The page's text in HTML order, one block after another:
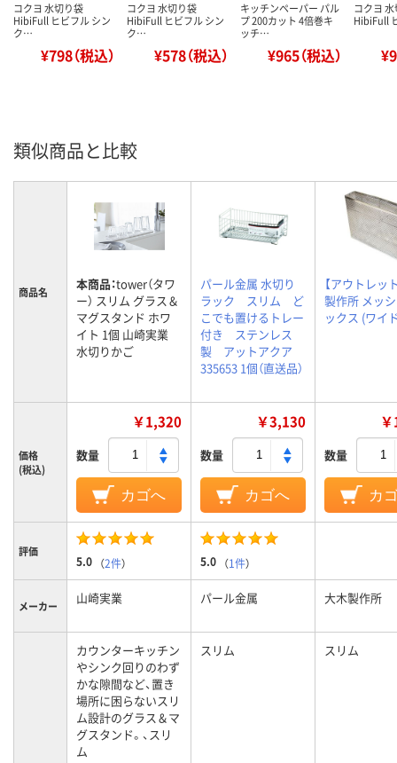
コクヨ 水切り袋
HibiFull ヒビフル シン
ク…
¥798（税込）
コクヨ 水切り袋
HibiFull ヒビフル シン
ク…
¥578（税込）
キッチンペーパー パル
プ 200カット 4倍巻キ
ッチ…
¥965（税込）
コクヨ
HibiFull
類似商品と比較
商品名 本商品：tower（タワ
ー） スリム グラス＆
マグスタンド ホワ
イト 1個 山崎実業
水切りかご
パール金属 水切り
ラック スリム ど
こでも置けるトレー
付き ステンレス
製 アットアクア
335653 1個（直送品）
【アウトレッ
製作所 メッ
ックス (ワイ
価格
(税込)
￥1,320
数量
カゴへ
￥3,130
数量
カゴへ
数量
カ
評価
5.0 （2件） 5.0 （1件）
メーカー 山崎実業 パール金属 大木製作所
カウンターキッチン
やシンク回りのわず
かな隙間など、置き
場所に困らないスリ
ム設計のグラス＆マ
グスタンド。、スリ
ム
スリム スリム